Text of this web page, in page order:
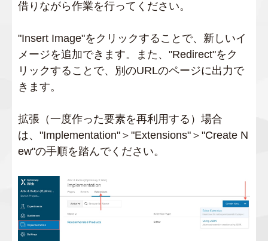
借りながら作業を行ってください。
"Insert Image"をクリックすることで、新しいイ
メージを追加できます。また、"Redirect"をク
リックすることで、別のURLのページに出力で
きます。
拡張（一度作った要素を再利用する）場合
は、"Implementation"＞"Extensions"＞"Create N
ew"の手順を踏んでください。